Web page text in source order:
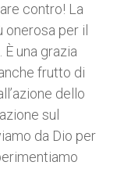
contro! La
per il
una grazia
frutto di
dello
sul
da Dio per